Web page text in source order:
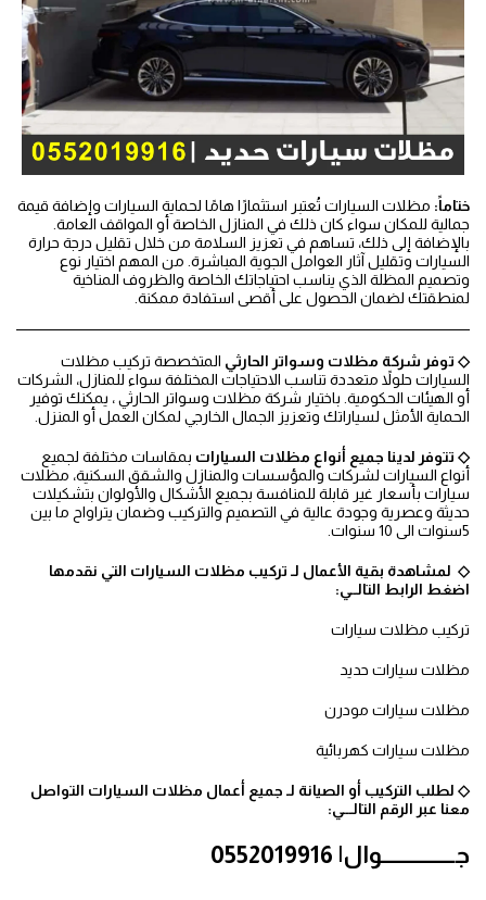
ختاماً: مظلات السيارات تُعتبر استثمارًا هامًا لحماية السيارات وإضافة قيمة
جمالية للمكان سواء كان ذلك في المنازل الخاصة أو المواقف العامة.
بالإضافة إلى ذلك، تساهم في تعزيز السلامة من خلال تقليل درجة حرارة
السيارات وتقليل آثار العوامل الجوية المباشرة. من المهم اختيار نوع
وتصميم المظلة الذي يناسب احتياجاتك الخاصة والظروف المناخية
لمنطقتك لضمان الحصول على أقصى استفادة ممكنة.
◇ توفر شركة مظلات وسواتر الحارثي المتخصصة تركيب مظلات
السيارات حلولاً متعددة تناسب الاحتياجات المختلفة سواء للمنازل، الشركات
أو الهيئات الحكومية. باختيار شركة مظلات وسواتر الحارثي ، يمكنك توفير
الحماية الأمثل لسياراتك وتعزيز الجمال الخارجي لمكان العمل أو المنزل.
◇ تتوفر لدينا جميع أنواع مظلات السيارات بمقاسات مختلفة لجميع
أنواع السيارات لشركات والمؤسسات والمنازل والشقق السكنية، مظلات
سيارات بأسعار غير قابلة للمنافسة بجميع الأشكال والأولوان بتشكيلات
حديثة وعصرية وجودة عالية في التصميم والتركيب وضمان يتراواح ما بين
5سنوات الى 10 سنوات.
◇ لمشاهدة بقية الأعمال لـ تركيب مظلات السيارات التي نقدمها
اضغط الرابط التالــي:
تركيب مظلات سيارات
مظلات سيارات حديد
مظلات سيارات مودرن
مظلات سيارات كهربائية
◇ لطلب التركيب أو الصيانة لـ جميع أعمال مظلات السيارات التواصل
معنا عبر الرقم التالـــي:
جـــــــــــــــــوال| 0552019916